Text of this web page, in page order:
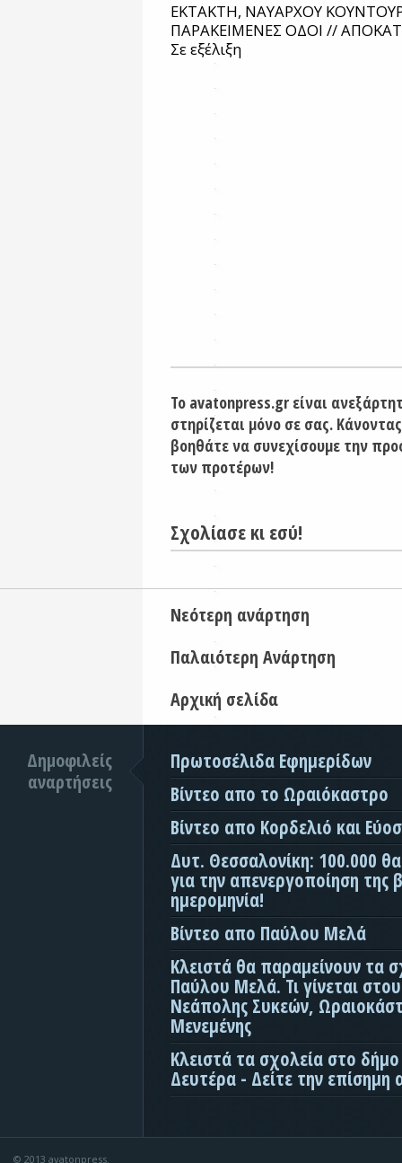
ΕΚΤΑΚΤΗ, ΝΑΥΑΡΧΟΥ
ΠΑΡΑΚΕΙΜΕΝΕΣ ΟΔΟΙ //
Σε εξέλιξη
Το avatonpress.gr είναι
στηρίζεται μόνο σε σας.
βοηθάτε να συνεχίσουμε την
των προτέρων!
Σχολίασε κι εσύ!
Νεότερη ανάρτηση
Παλαιότερη Ανάρτηση
Αρχική σελίδα
Δημοφιλείς
αναρτήσεις
Πρωτοσέλιδα Εφημερίδων
Βίντεο απο το Ωραιόκαστρο
Βίντεο απο Κορδελιό και
Δυτ. Θεσσαλονίκη: 100.000
για την απενεργοποίηση της
ημερομηνία!
Βίντεο απο Παύλου Μελά
Κλειστά θα παραμείνουν τα
Παύλου Μελά. Τι γίνεται
Νεάπολης Συκεών,
Μενεμένης
Κλειστά τα σχολεία στο
Δευτέρα - Δείτε την επίσημη
© 2013 avatonpress.